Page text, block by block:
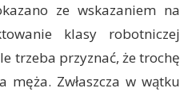
ze wskazaniem na
klasy robotniczej
trzeba przyznać, że trochę
męża. Zwłaszcza w wątku